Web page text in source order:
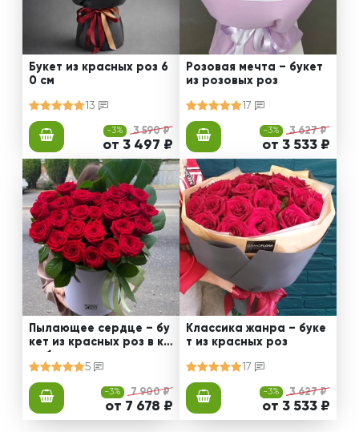
Букет из красных роз 6
0 см
13
-3% 3 590 ₽
от 3 497 ₽
Розовая мечта – букет
из розовых роз
17
-3% 3 627 ₽
от 3 533 ₽
Пылающее сердце – бу
кет из красных роз в ко
робке
5
-3% 7 900 ₽
от 7 678 ₽
Классика жанра – буке
т из красных роз
17
-3% 3 627 ₽
от 3 533 ₽